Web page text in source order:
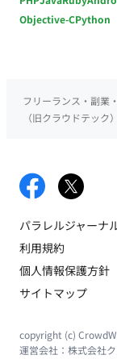
Objective-CPython
フリーランス・副業
（旧クラウドテック）
パラレルジャーナ
利用規約
個人情報保護方針
サイトマップ
copyright (c)
運営会社： 株式会社